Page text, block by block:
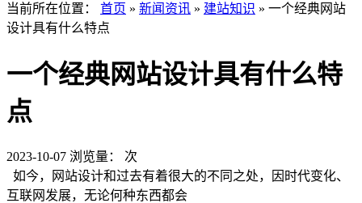
当前所在位置： 首页 » 新闻资讯 » 建站知识 » 一个经典网站
设计具有什么特点
一个经典网站设计具有什么特
点
2023-10-07 浏览量：
次
如今，网站设计和过去有着很大的不同之处，因时代变化、
互联网发展，无论何种东西都会